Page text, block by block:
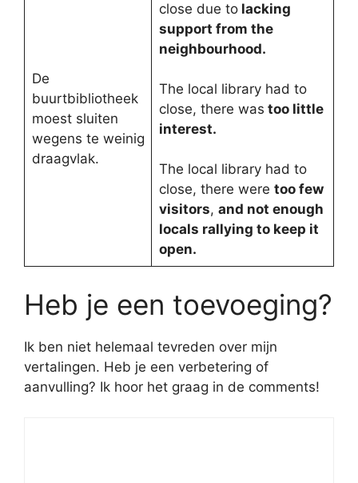
De
buurtbibliotheek
moest sluiten
wegens te weinig
draagvlak.
close due tolacking
support from the
neighbourhood.
The local library had to
close, there was too little
interest.
The local library had to
close, there were too few
visitors, and not enough
locals rallying to keep it
open.
Heb je een toevoeging?
Ik ben niet helemaal tevreden over mijn
vertalingen. Heb je een verbetering of
aanvulling? Ik hoor het graag in de comments!